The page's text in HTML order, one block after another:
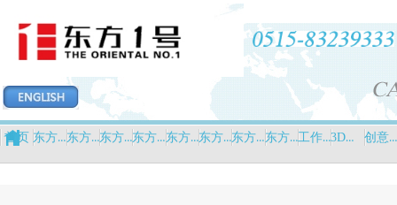
首页 东方印象 东方力量 东方设计 东方创意 东方新闻 东方英才 东方招商 东方平台 工作营 3D打印中心 创意设计中心